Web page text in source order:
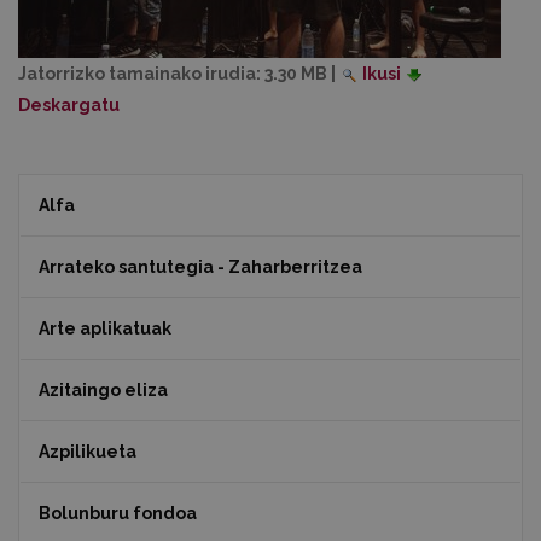
Jatorrizko tamainako irudia: 3.30 MB
Ikusi
Deskargatu
Alfa
Arrateko santutegia - Zaharberritzea
Arte aplikatuak
Azitaingo eliza
Azpilikueta
Bolunburu fondoa